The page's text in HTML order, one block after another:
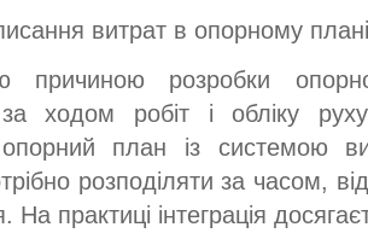
витрат в опорному плані
причиною розробки
ходом робіт і обліку
план із системою
розподіляти за часом,
На практиці інтеграція